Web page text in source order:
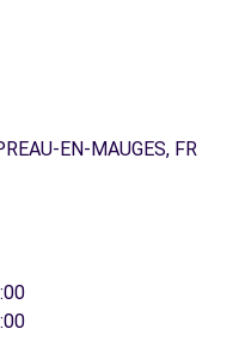
EN-MAUGES, FR